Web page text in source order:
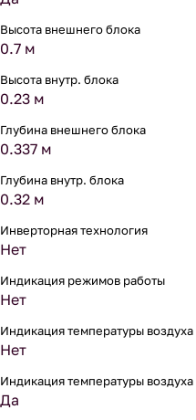
Высота внешнего блока
0.7 м
Высота внутр. блока
0.23 м
Глубина внешнего блока
0.337 м
Глубина внутр. блока
0.32 м
Инверторная технология
Нет
Индикация режимов работы
Нет
Индикация температуры
Нет
Индикация температуры воздуха
Да